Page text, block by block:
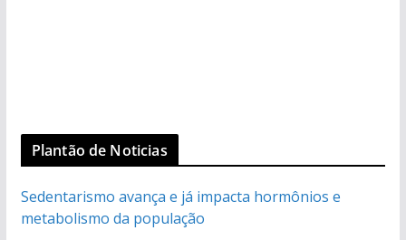
Plantão de Noticias
Sedentarismo avança e já impacta hormônios e
metabolismo da população